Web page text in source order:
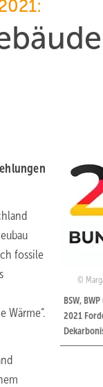
BSW,
2021
fossile
Wärme“.